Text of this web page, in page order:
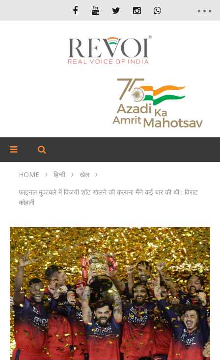
HOME हिन्दी
खेल
फाइनल मुकाबले में विजयी शॉट खेलने की कल्पना मैंने कई बार की थी : विराट
कोहली